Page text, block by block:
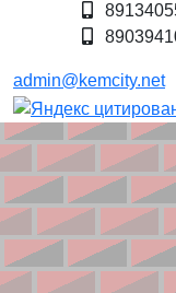
admin@kemcity.net